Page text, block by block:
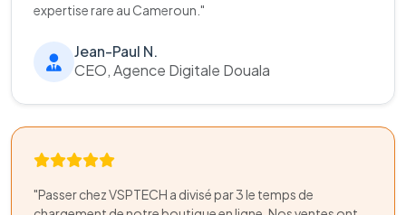
expertise rare au Cameroun."
Jean-Paul N.
CEO, Agence Digitale Douala
"Passer chez VSPTECH a divisé par 3 le temps de